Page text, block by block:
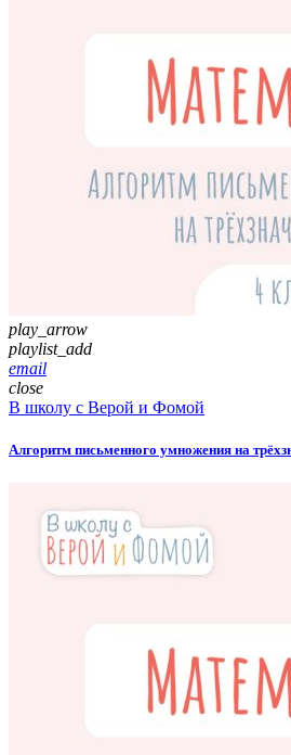
play_arrow
playlist_add
email
close
В школу с Верой и Фомой
Алгоритм письменного умножения на